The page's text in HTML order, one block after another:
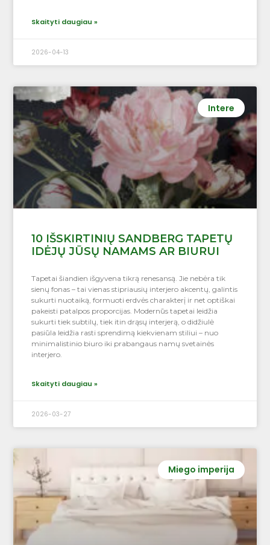
Skaityti daugiau »
2026-04-13
Intere
10 IŠSKIRTINIŲ SANDBERG TAPETŲ
IDĖJŲ JŪSŲ NAMAMS AR BIURUI
Tapetai šiandien išgyvena tikrą renesansą. Jie nebėra tik
sienų fonas – tai vienas stipriausių interjero akcentų, galintis
sukurti nuotaiką, formuoti erdvės charakterį ir net optiškai
pakeisti patalpos proporcijas. Modernūs tapetai leidžia
sukurti tiek subtilų, tiek itin drąsų interjerą, o didžiulė
pasiūla leidžia rasti sprendimą kiekvienam stiliui – nuo
minimalistinio biuro iki prabangaus namų svetainės
interjero.
Skaityti daugiau »
2026-03-27
Miego imperija